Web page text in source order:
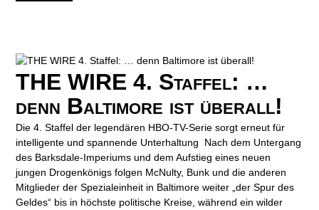
THE WIRE 4. Staffel: …
denn Baltimore ist überall!
Die 4. Staffel der legendären HBO-TV-Serie sorgt erneut für
intelligente und spannende Unterhaltung Nach dem Untergang
des Barksdale-Imperiums und dem Aufstieg eines neuen
jungen Drogenkönigs folgen McNulty, Bunk und die anderen
Mitglieder der Spezialeinheit in Baltimore weiter „der Spur des
Geldes“ bis in höchste politische Kreise, während ein wilder